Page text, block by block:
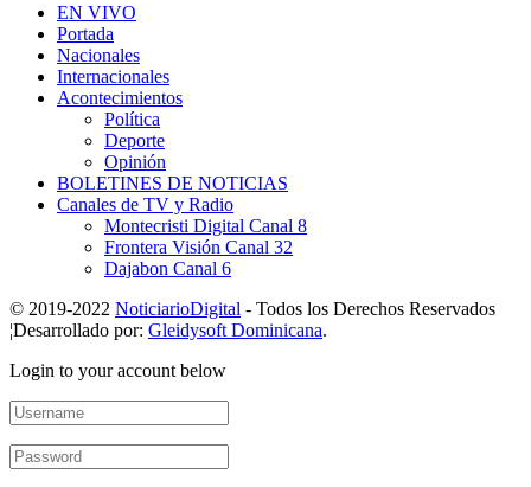
EN VIVO
Portada
Nacionales
Internacionales
Acontecimientos
Política
Deporte
Opinión
BOLETINES DE NOTICIAS
Canales de TV y Radio
Montecristi Digital Canal 8
Frontera Visión Canal 32
Dajabon Canal 6
© 2019-2022 NoticiarioDigital - Todos los Derechos Reservados
¦Desarrollado por: Gleidysoft Dominicana.
Login to your account below